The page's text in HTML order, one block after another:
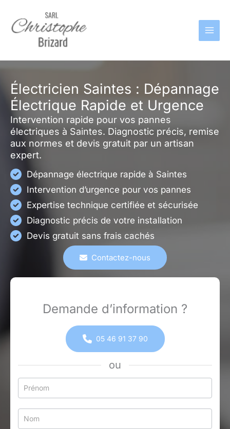
contenu
Électricien Saintes : Dépannage
Électrique Rapide et Urgence
Intervention rapide pour vos pannes
électriques à Saintes. Diagnostic précis, remise
aux normes et devis gratuit par un artisan
expert.
Dépannage électrique rapide à Saintes
Intervention d’urgence pour vos pannes
Expertise technique certifiée et sécurisée
Diagnostic précis de votre installation
Devis gratuit sans frais cachés
Contactez-nous
Demande d’information ?
05 46 91 37 90
ou
Formulaire
simple
avec
téléphone